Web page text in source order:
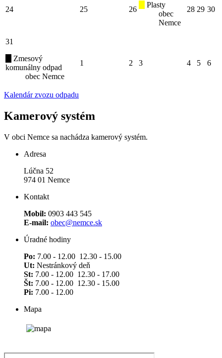
24 25 26
Plasty
obec
Nemce
28 29 30
31
Zmesový
komunálny odpad
obec Nemce
1 2 3 4 5 6
Kalendár zvozu odpadu
Kamerový systém
V obci Nemce sa nachádza kamerový systém.
Adresa
Lúčna 52
974 01 Nemce
Kontakt
Mobil: 0903 443 545
E-mail: obec@nemce.sk
Úradné hodiny
Po: 7.00 - 12.00 12.30 - 15.00
Ut: Nestránkový deň
St: 7.00 - 12.00 12.30 - 17.00
Št: 7.00 - 12.00 12.30 - 15.00
Pi: 7.00 - 12.00
Mapa